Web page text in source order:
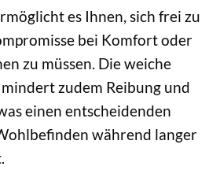
es Ihnen, sich frei zu
bei Komfort oder
zu müssen. Die weiche
zudem Reibung und
einen entscheidenden
während langer